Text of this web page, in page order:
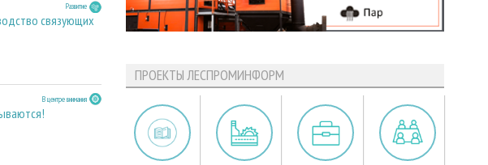
Развитие
связующих
В центре внимания
ПРОЕКТЫ ЛЕСПРОМИНФОРМ